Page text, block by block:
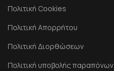
Πολιτική Cookies
Πολιτική Απορρήτου
Πολιτική Διορθώσεων
Πολιτική υποβολής παραπόνων